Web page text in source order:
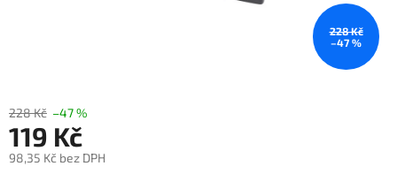
228 Kč
–47 %
228 Kč –47 %
119 Kč
98,35 Kč bez DPH